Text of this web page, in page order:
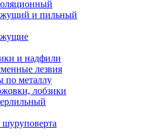
и пильный
и надфили
лезвия
металлу
лобзики